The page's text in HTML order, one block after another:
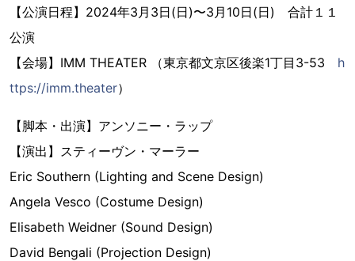
【公演日程】2024年3月3日(日)〜3月10日(日) 合計１１
公演
【会場】IMM THEATER （東京都文京区後楽1丁目3-53 h
ttps://imm.theater）
【脚本・出演】アンソニー・ラップ
【演出】スティーヴン・マーラー
Eric Southern (Lighting and Scene Design)
Angela Vesco (Costume Design)
Elisabeth Weidner (Sound Design)
David Bengali (Projection Design)